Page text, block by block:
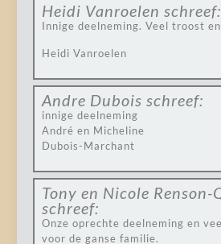
Heidi Vanroelen schreef:
Innige deelneming. Veel troost
Heidi Vanroelen
Andre Dubois schreef:
innige deelneming
André en Micheline
Dubois-Marchant
Tony en Nicole Renson-
schreef:
Onze oprechte deelneming en
voor de ganse familie.